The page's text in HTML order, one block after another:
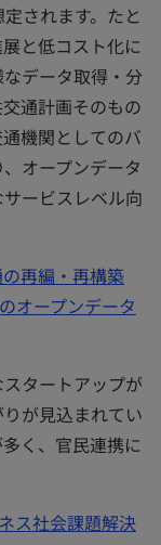
されます。たと
と低コスト化に
データ取得・分
通計画そのもの
機関としてのバ
オープンデータ
ービスレベル向
再編・再構築
オープンデータ
タートアップが
が見込まれてい
く、官民連携に
ス社会課題解決